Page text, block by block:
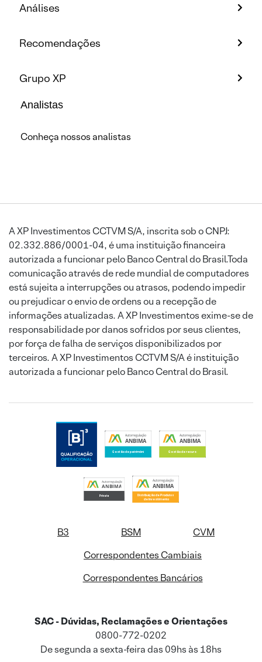
Análises
Recomendações
Grupo XP
Analistas
Conheça nossos analistas
A XP Investimentos CCTVM S/A, inscrita sob o CNPJ:
02.332.886/0001-04, é uma instituição financeira
autorizada a funcionar pelo Banco Central do Brasil.Toda
comunicação através de rede mundial de computadores
está sujeita a interrupções ou atrasos, podendo impedir
ou prejudicar o envio de ordens ou a recepção de
informações atualizadas. A XP Investimentos exime-se de
responsabilidade por danos sofridos por seus clientes,
por força de falha de serviços disponibilizados por
terceiros. A XP Investimentos CCTVM S/A é instituição
autorizada a funcionar pelo Banco Central do Brasil.
B3 BSM
CVM
Correspondentes Cambiais
Correspondentes Bancários
SAC - Dúvidas, Reclamações e Orientações
0800-772-0202
De segunda a sexta-feira das 09hs às 18hs